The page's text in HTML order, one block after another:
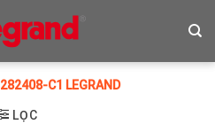
282408-C1 LEGRAND
LỌC